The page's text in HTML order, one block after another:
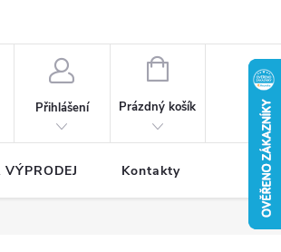
Přihlášení
NÁKUPNÍ
Prázdný košík
VÝPRODEJ Kontakty